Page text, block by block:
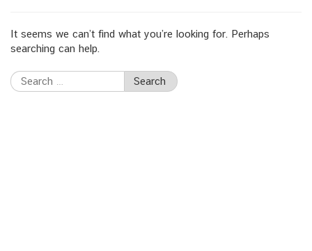
It seems we can’t find what you’re looking for. Perhaps
searching can help.
Search
for: